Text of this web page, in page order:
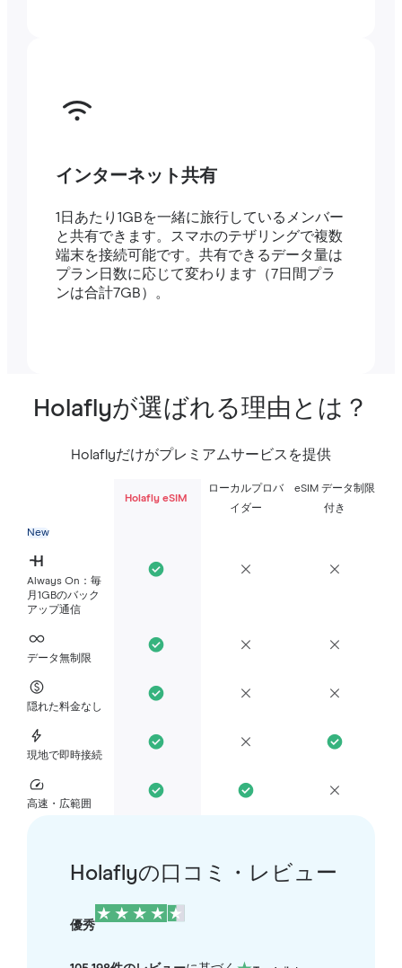
インターネット共有
1日あたり1GBを一緒に旅行しているメンバー
と共有できます。スマホのテザリングで複数
端末を接続可能です。共有できるデータ量は
プラン日数に応じて変わります（7日間プラ
ンは合計7GB）。
Holaflyが選ばれる理由とは？
Holaflyだけがプレミアムサービスを提供
Holafly eSIM
ローカルプロバ
イダー
eSIM データ制限
付き
New
Always On：毎
月1GBのバック
アップ通信
データ無制限
隠れた料金なし
現地で即時接続
高速・広範囲
Holaflyの口コミ・レビュー
優秀